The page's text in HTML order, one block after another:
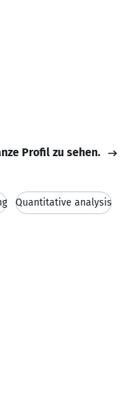
Profil zu sehen.
Quantitative analysis